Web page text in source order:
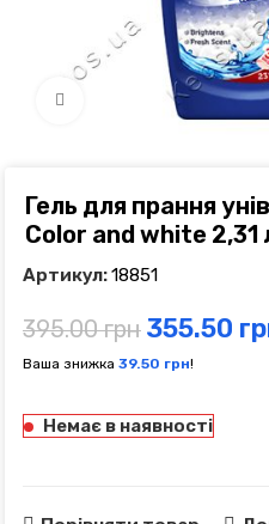
Click to enlarge
Гель для прання
Color and white 2,31
Артикул:18851
395.00грн 355.50
Ваша знижка 39.50 грн!
Немає в наявності